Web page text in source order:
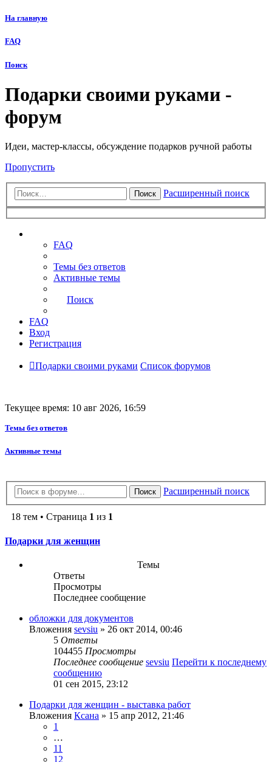
На главную
FAQ
Поиск
Подарки своими руками -
форум
Идеи, мастер-классы, обсуждение подарков ручной работы
Пропустить
Поиск Расширенный поиск
FAQ
Темы без ответов
Активные темы
Поиск
FAQ
Вход
Регистрация
Подарки своими руками Список форумов
Текущее время: 10 авг 2026, 16:59
Темы без ответов
Активные темы
Поиск Расширенный поиск
18 тем • Страница 1 из 1
Подарки для женщин
Темы
Ответы
Просмотры
Последнее сообщение
обложки для документов
Вложения sevsiu » 26 окт 2014, 00:46
5 Ответы
104455 Просмотры
Последнее сообщение sevsiu Перейти к последнему
сообщению
01 сен 2015, 23:12
Подарки для женщин - выставка работ
Вложения Ксана » 15 апр 2012, 21:46
1
…
11
12